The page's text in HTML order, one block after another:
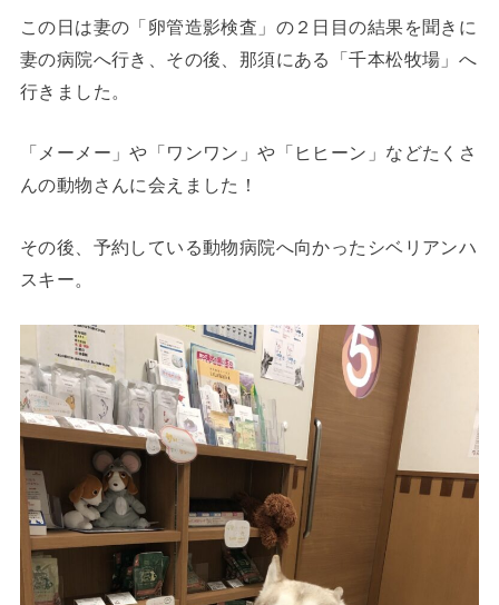
この日は妻の「卵管造影検査」の２日目の結果を聞きに
妻の病院へ行き、その後、那須にある「千本松牧場」へ
行きました。
「メーメー」や「ワンワン」や「ヒヒーン」などたくさ
んの動物さんに会えました！
その後、予約している動物病院へ向かったシベリアンハ
スキー。